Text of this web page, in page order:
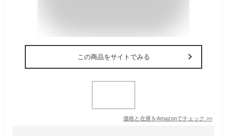
この商品をサイトでみる
価格と在庫をAmazonでチェック >>